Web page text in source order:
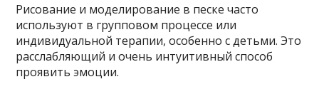
Рисование и моделирование в песке часто
используют в групповом процессе или
индивидуальной терапии, особенно с детьми. Это
расслабляющий и очень интуитивный способ
проявить эмоции.